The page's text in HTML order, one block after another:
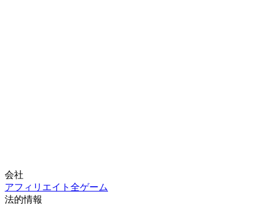
会社
アフィリエイト 全ゲーム
法的情報